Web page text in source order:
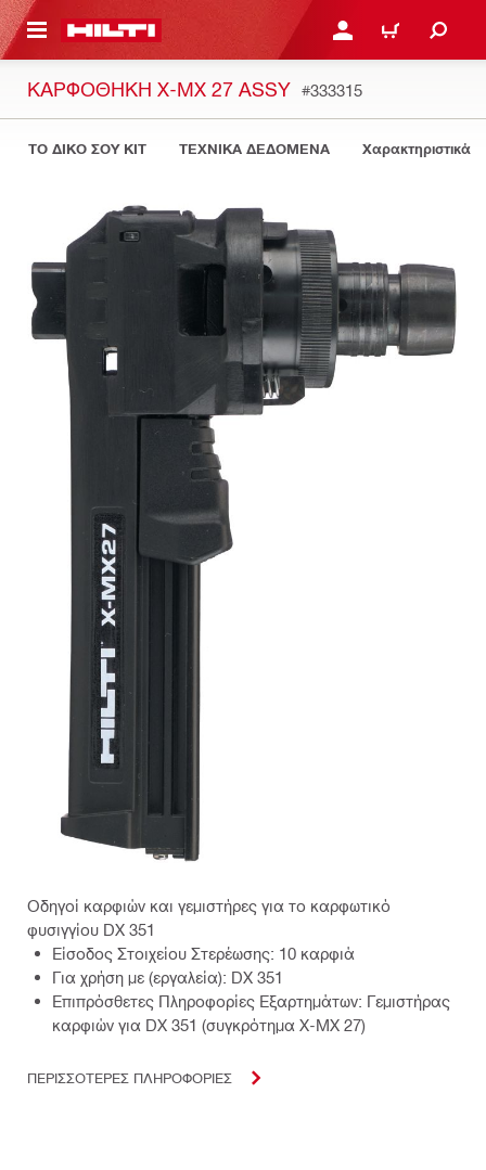
ΕΛΕΓΞΕΙΣ ΤΟ ΠΑΚΕΤΟ ΠΟΥ ΕΧΕΙΣ ΦΤΙΑΞΕΙ ΚΆΝΕ ΣΎΝΔΕΣΗ Ή
ΚΑΛΆΘΙ
ΚΑΡΦΟΘΉΚΗ X-MX 27 ASSY #333315
ΤΟ ΔΙΚΟ ΣΟΥ KIT ΤΕΧΝΙΚΑ ΔΕΔΟΜΕΝΑ Χαρακτηριστικά
Οδηγοί καρφιών και γεμιστήρες για το καρφωτικό
φυσιγγίου DX 351
Είσοδος Στοιχείου Στερέωσης: 10 καρφιά
Για χρήση με (εργαλεία): DX 351
Επιπρόσθετες Πληροφορίες Εξαρτημάτων: Γεμιστήρας
καρφιών για DX 351 (συγκρότημα X-MX 27)
ΠΕΡΙΣΣΟΤΕΡΕΣ ΠΛΗΡΟΦΟΡΙΕΣ